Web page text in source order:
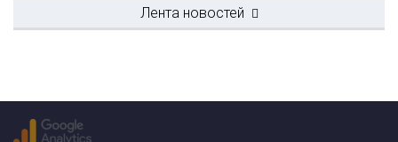
Лента новостей